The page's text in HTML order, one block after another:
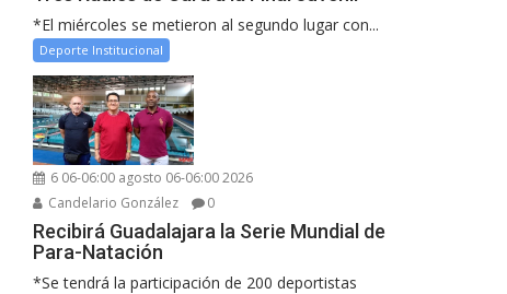
*El miércoles se metieron al segundo lugar con...
Deporte Institucional
6 06-06:00 agosto 06-06:00 2026
Candelario González
0
Recibirá Guadalajara la Serie Mundial de
Para-Natación
*Se tendrá la participación de 200 deportistas